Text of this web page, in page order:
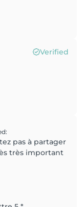
Verified
:
pas à partager
très important